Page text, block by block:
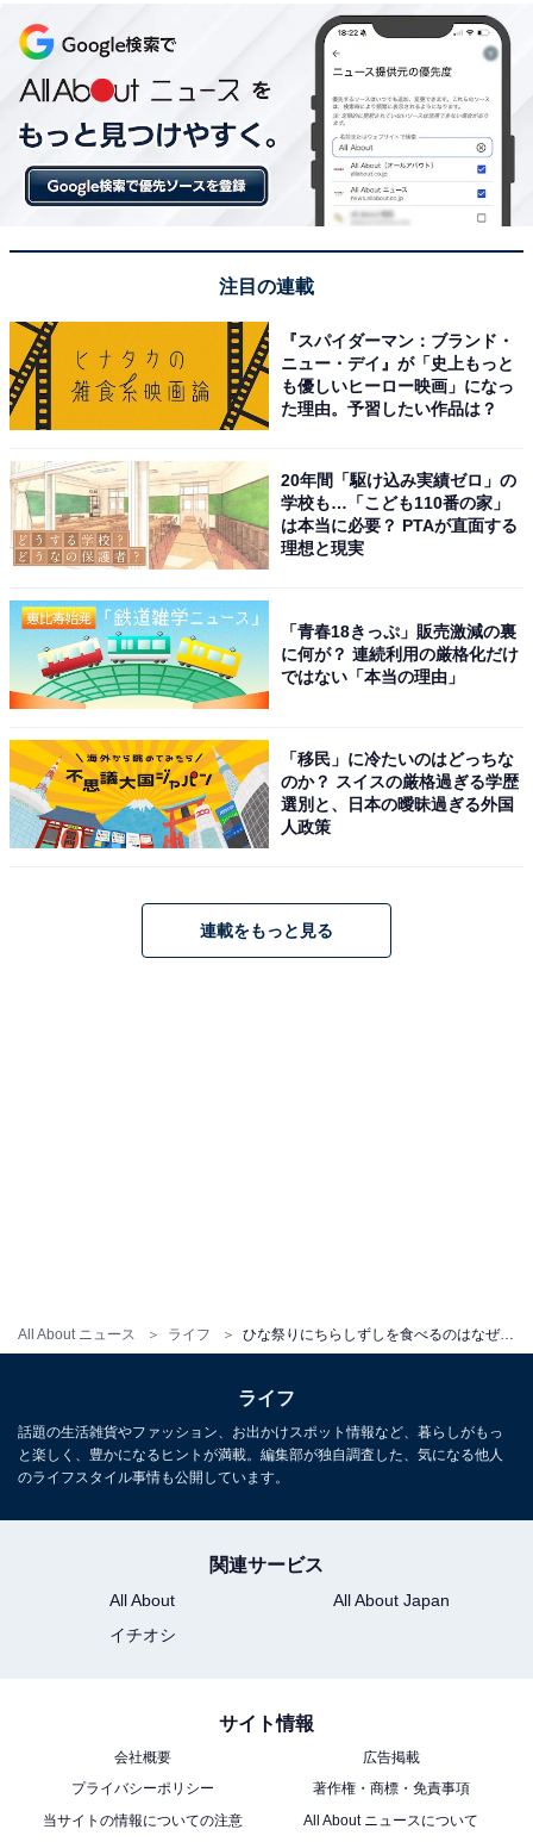
All About ニュース ライフ ひな祭りにちらしずしを食べるのはなぜ？ ケーキでもいいですか？
貝殻しか絶対に合わないことから、何事にも相性の良い
相手と結ばれ、仲むつまじく過ごせるようにと願ってい
ます。もともとひな祭りは水辺で穢れをはらうことに由
来しているので、海の幸を用いるのです。
白酒は江戸時代から定着しました。もともとは、桃が百
歳を表す「百歳（ももとせ）」に通じることから、桃の
花を酒にひたした「桃花酒（とうかしゅ）」を飲んでい
ましたが、江戸時代に白酒が評判となり、ひな祭りに白
度数10％前後のお酒なので、子どもにはノンアルコール
の甘酒などがおすすめです。
大事です。伝統的な行事食だけでは食事のメニューにな
りません。ひな祭りは子どもが主役ですから、ケーキな
ど子どもの好きなものを加えつつ、楽しくお祝いしてく
この記事の筆者：三浦 康子
和文化研究家、ライフコーディネーター。わかりや
すい解説と洒落た提案が支持され、テレビ、ラジ
オ、新聞、雑誌、ウェブ、講演、商品企画などで活
躍中。様々な文化プロジェクトに携わり、子育て世
3月3日は、吉日が“4つ”も重なるスーパーラッキ
ーデー！ 運気アップに効果的な「5つの行動」
とは
注目の連載
『スパイダーマン：ブランド・
ニュー・デイ』が「史上もっと
も優しいヒーロー映画」になっ
た理由。予習したい作品は？
20年間「駆け込み実績ゼロ」の
学校も…「こども110番の家」
は本当に必要？ PTAが直面する
理想と現実
「青春18きっぷ」販売激減の裏
に何が？ 連続利用の厳格化だけ
ではない「本当の理由」
「移民」に冷たいのはどっちな
のか？ スイスの厳格過ぎる学歴
選別と、日本の曖昧過ぎる外国
人政策
連載をもっと見る
ライフ
話題の生活雑貨やファッション、お出かけスポット情報など、暮らしがもっ
と楽しく、豊かになるヒントが満載。編集部が独自調査した、気になる他人
のライフスタイル事情も公開しています。
関連サービス
All About
All About Japan
イチオシ
サイト情報
会社概要
広告掲載
プライバシーポリシー
著作権・商標・免責事項
当サイトの情報についての注意
All About ニュースについて